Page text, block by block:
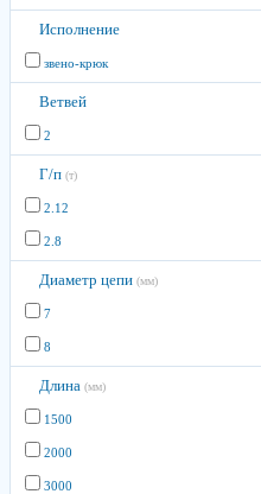
Исполнение
звено-крюк
Ветвей
2
Г/п (т)
2.12
2.8
Диаметр цепи (мм)
7
8
Длина (мм)
1500
2000
3000